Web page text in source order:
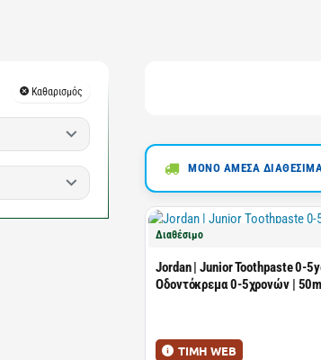
Καθαρισμός
ΜΟΝΟ ΑΜΕΣΑ
Διαθέσιμο
Jordan | Junior Toothpaste 0-
Οδοντόκρεμα 0-5χρονών | 50ml
ΤΙΜΗ WEB